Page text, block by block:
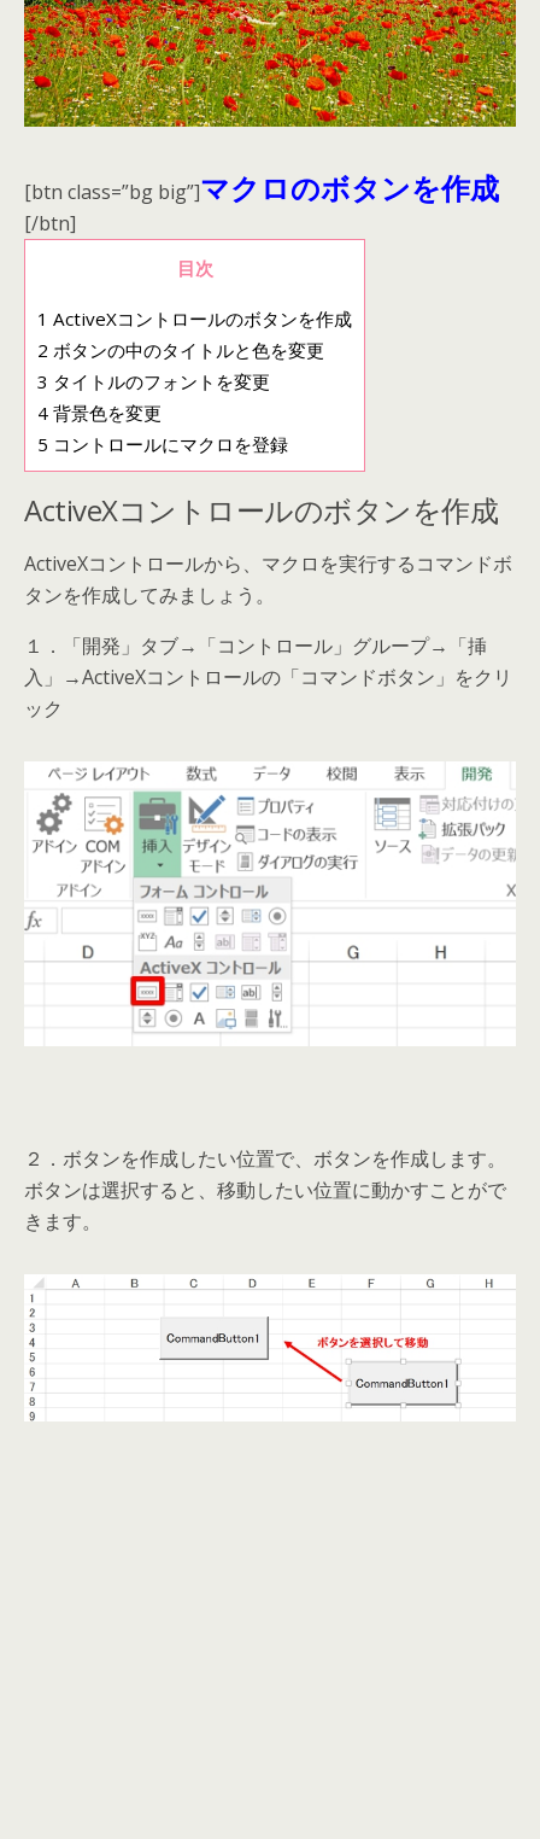
[btn class=”bg big”]マクロのボタンを作成
[/btn]
目次
1 ActiveXコントロールのボタンを作成
2 ボタンの中のタイトルと色を変更
3 タイトルのフォントを変更
4 背景色を変更
5 コントロールにマクロを登録
ActiveXコントロールのボタンを作成
ActiveXコントロールから、マクロを実行するコマンドボ
タンを作成してみましょう。
１．「開発」タブ→「コントロール」グループ→「挿
入」→ActiveXコントロールの「コマンドボタン」をクリ
ック
２．ボタンを作成したい位置で、ボタンを作成します。
ボタンは選択すると、移動したい位置に動かすことがで
きます。